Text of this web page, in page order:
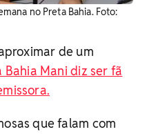
no Preta Bahia. Foto:
de um
Bahia Mani diz ser fã
que falam com